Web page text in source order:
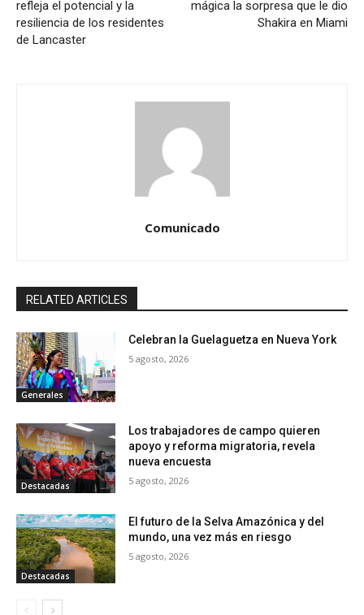
refleja el potencial y la
resiliencia de los residentes
de Lancaster
mágica la sorpresa que le dio
Shakira en Miami
Comunicado
RELATED ARTICLES
Generales
Celebran la Guelaguetza en Nueva York
5 agosto, 2026
Destacadas
Los trabajadores de campo quieren
apoyo y reforma migratoria, revela
nueva encuesta
5 agosto, 2026
Destacadas
El futuro de la Selva Amazónica y del
mundo, una vez más en riesgo
5 agosto, 2026